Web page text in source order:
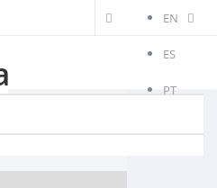
EN
ES
PT